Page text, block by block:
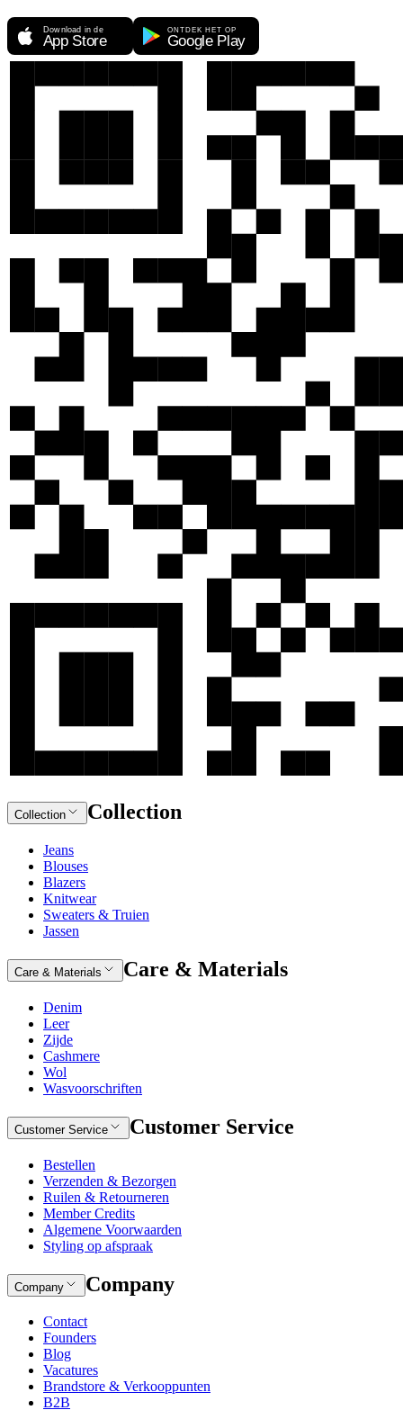
Collection Collection
Jeans
Blouses
Blazers
Knitwear
Sweaters & Truien
Jassen
Care & Materials Care & Materials
Denim
Leer
Zijde
Cashmere
Wol
Wasvoorschriften
Customer Service Customer Service
Bestellen
Verzenden & Bezorgen
Ruilen & Retourneren
Member Credits
Algemene Voorwaarden
Styling op afspraak
Company Company
Contact
Founders
Blog
Vacatures
Brandstore & Verkooppunten
B2B